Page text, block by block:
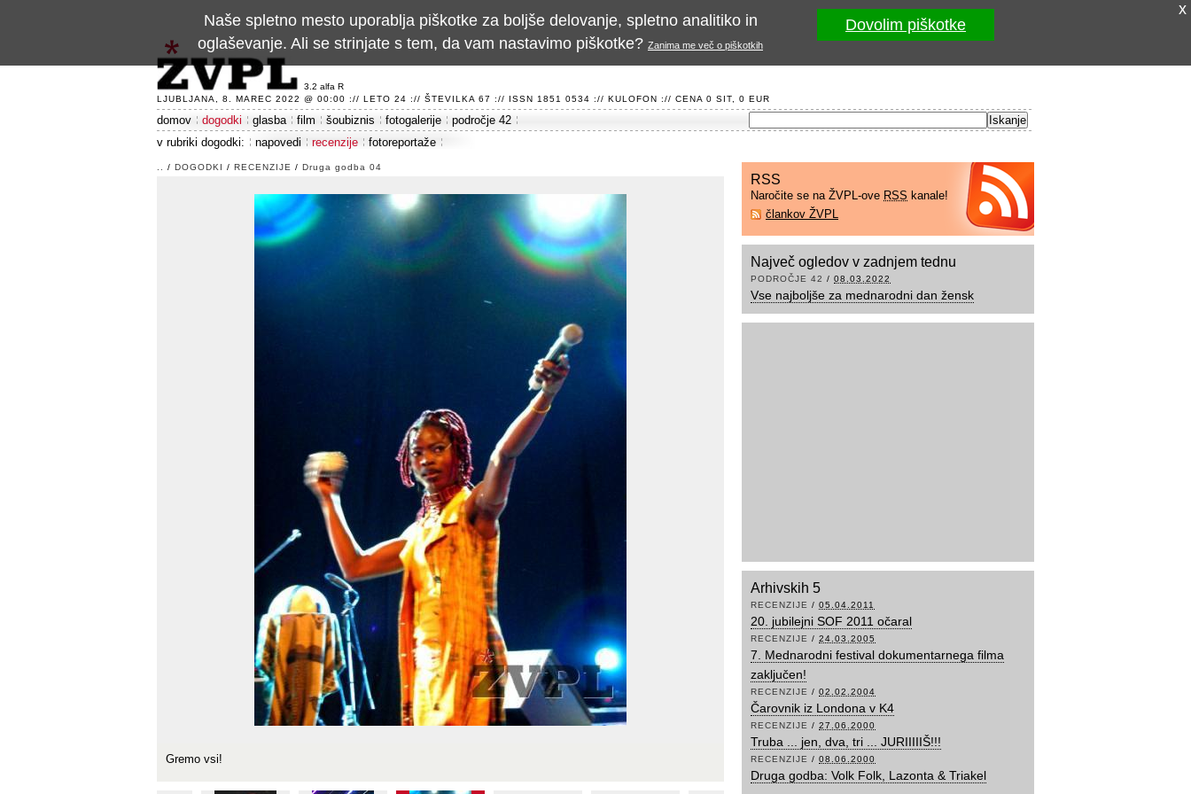
3.2 alfa R
LJUBLJANA, 8. MAREC 2022 @ 00:00 :// LETO 24 :// ŠTEVILKA 67 :// ISSN 1851 0534 :// KULOFON :// CENA 0 SIT, 0 EUR
domov dogodki glasba film šoubiznis fotogalerije
področje 42
v rubriki dogodki:
napovedi recenzije fotoreportaže
/ DOGODKI / RECENZIJE / Druga godba 04
Gremo vsi!
RSS
Naročite se na ŽVPL-ove RSS kanale!
člankov ŽVPL
Največ ogledov v zadnjem tednu
PODROČJE 42 / 08.03.2022
Vse najboljše za mednarodni dan žensk
Arhivskih 5
RECENZIJE / 05.04.2011
20. jubilejni SOF 2011 očaral
RECENZIJE / 24.03.2005
7. Mednarodni festival dokumentarnega filma
zaključen!
RECENZIJE / 02.02.2004
Čarovnik iz Londona v K4
RECENZIJE / 27.06.2000
Truba ... jen, dva, tri ... JURIIIIIŠ!!!
RECENZIJE / 08.06.2000
Druga godba: Volk Folk, Lazonta & Triakel
x
Naše spletno mesto uporablja piškotke za boljše delovanje, spletno analitiko in
oglaševanje. Ali se strinjate s tem, da vam nastavimo piškotke? Zanima me več o piškotkih
Dovolim piškotke